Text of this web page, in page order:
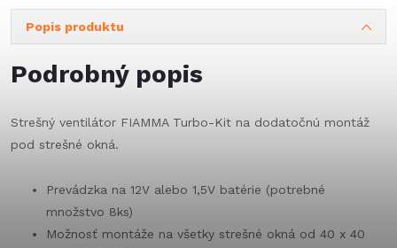
Popis produktu
Podrobný popis
Strešný ventilátor FIAMMA Turbo-Kit na dodatočnú montáž
pod strešné okná.
Prevádzka na 12V alebo 1,5V batérie (potrebné
množstvo 8ks)
Možnosť montáže na všetky strešné okná od 40 x 40